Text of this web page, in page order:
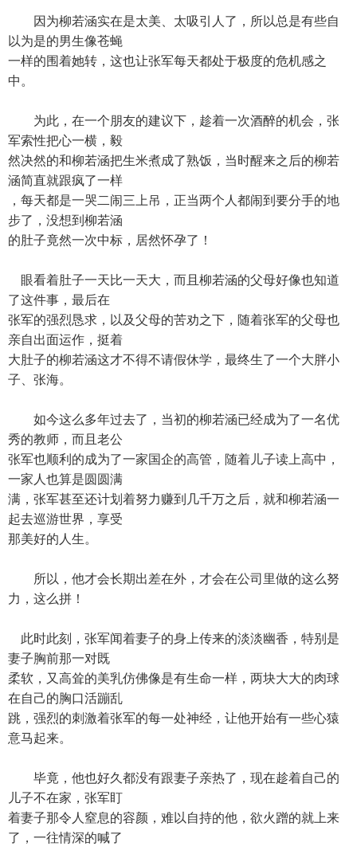
因为柳若涵实在是太美、太吸引人了，所以总是有些自
以为是的男生像苍蝇
一样的围着她转，这也让张军每天都处于极度的危机感之
中。
为此，在一个朋友的建议下，趁着一次酒醉的机会，张
军索性把心一横，毅
然决然的和柳若涵把生米煮成了熟饭，当时醒来之后的柳若
涵简直就跟疯了一样
，每天都是一哭二闹三上吊，正当两个人都闹到要分手的地
步了，没想到柳若涵
的肚子竟然一次中标，居然怀孕了！
眼看着肚子一天比一天大，而且柳若涵的父母好像也知道
了这件事，最后在
张军的强烈恳求，以及父母的苦劝之下，随着张军的父母也
亲自出面运作，挺着
大肚子的柳若涵这才不得不请假休学，最终生了一个大胖小
子、张海。
如今这么多年过去了，当初的柳若涵已经成为了一名优
秀的教师，而且老公
张军也顺利的成为了一家国企的高管，随着儿子读上高中，
一家人也算是圆圆满
满，张军甚至还计划着努力赚到几千万之后，就和柳若涵一
起去巡游世界，享受
那美好的人生。
所以，他才会长期出差在外，才会在公司里做的这么努
力，这么拼！
此时此刻，张军闻着妻子的身上传来的淡淡幽香，特别是
妻子胸前那一对既
柔软，又高耸的美乳仿佛像是有生命一样，两块大大的肉球
在自己的胸口活蹦乱
跳，强烈的刺激着张军的每一处神经，让他开始有一些心猿
意马起来。
毕竟，他也好久都没有跟妻子亲热了，现在趁着自己的
儿子不在家，张军盯
着妻子那令人窒息的容颜，难以自持的他，欲火蹭的就上来
了，一往情深的喊了